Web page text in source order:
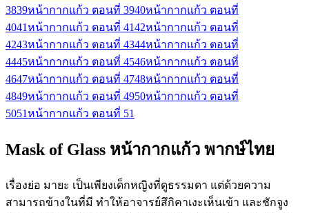
3839หน้ากากแก้ว ตอนที่ 3940หน้ากากแก้ว ตอนที่
4041หน้ากากแก้ว ตอนที่ 4142หน้ากากแก้ว ตอนที่
4243หน้ากากแก้ว ตอนที่ 4344หน้ากากแก้ว ตอนที่
4445หน้ากากแก้ว ตอนที่ 4546หน้ากากแก้ว ตอนที่
4647หน้ากากแก้ว ตอนที่ 4748หน้ากากแก้ว ตอนที่
4849หน้ากากแก้ว ตอนที่ 4950หน้ากากแก้ว ตอนที่
5051หน้ากากแก้ว ตอนที่ 51
Mask of Glass หน้ากากแก้ว พากษ์ไทย
เรื่องย่อ มายะ เป็นเพียงเด็กหญิงที่ดูธรรมดา แต่ด้วยความ
สามารถข้างในที่มี ทำให้อาจารย์สึกิคาเงะเห็นเข้า และชักจูง